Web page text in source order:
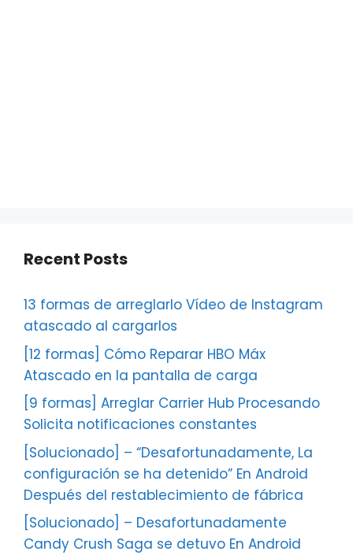
Recent Posts
13 formas de arreglarlo Vídeo de Instagram
atascado al cargarlos
[12 formas] Cómo Reparar HBO Máx
Atascado en la pantalla de carga
[9 formas] Arreglar Carrier Hub Procesando
Solicita notificaciones constantes
[Solucionado] – “Desafortunadamente, La
configuración se ha detenido” En Android
Después del restablecimiento de fábrica
[Solucionado] – Desafortunadamente
Candy Crush Saga se detuvo En Android